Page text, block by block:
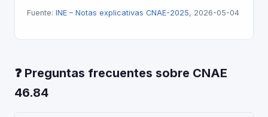
Fuente: INE – Notas explicativas CNAE-2025, 2026-05-04
❓ Preguntas frecuentes sobre CNAE
46.84